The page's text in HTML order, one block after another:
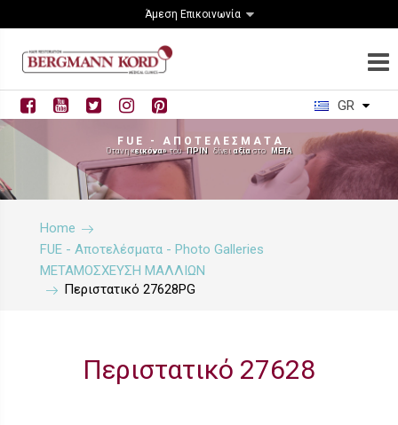
Άμεση Επικοινωνία
GR
F U E - Α Π Ο Τ Ε Λ Ε Σ Μ Α Τ Α
Όταν η«εικόνα»τουΠΡΙΝδίνει αξίαστο ΜΕΤΑ
Home
FUE - Αποτελέσματα - Photo Galleries
ΜΕΤΑΜΟΣΧΕΥΣΗ ΜΑΛΛΙΩΝ
Περιστατικό 27628PG
Περιστατικό 27628